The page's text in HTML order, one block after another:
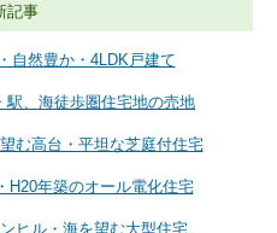
記事
自然豊か・4LDK戸建て
駅、海徒歩圏住宅地の売地
む高台・平坦な芝庭付住宅
H20年築のオール電化住宅
ヒル・海を望む大型住宅